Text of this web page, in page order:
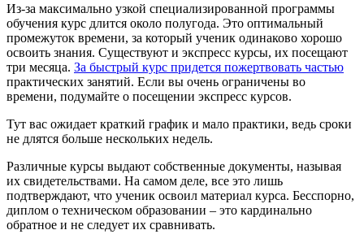
Из-за максимально узкой специализированной программы
обучения курс длится около полугода. Это оптимальный
промежуток времени, за который ученик одинаково хорошо
освоить знания. Существуют и экспресс курсы, их посещают
три месяца. За быстрый курс придется пожертвовать частью
практических занятий. Если вы очень ограничены во
времени, подумайте о посещении экспресс курсов.
Тут вас ожидает краткий график и мало практики, ведь сроки
не длятся больше нескольких недель.
Различные курсы выдают собственные документы, называя
их свидетельствами. На самом деле, все это лишь
подтверждают, что ученик освоил материал курса. Бесспорно,
диплом о техническом образовании – это кардинально
обратное и не следует их сравнивать.